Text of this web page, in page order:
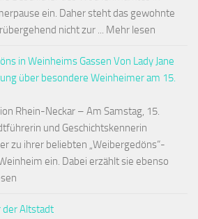
ein. Daher steht das gewohnte
nicht zur ... Mehr lesen
in Weinheims Gassen Von Lady Jane
über besondere Weinheimer am 15.
Rhein-Neckar – Am Samstag, 15.
und Geschichtskennerin
zu ihrer beliebten „Weibergedöns“-
ein. Dabei erzählt sie ebenso
der Altstadt